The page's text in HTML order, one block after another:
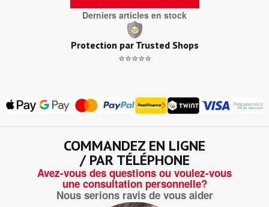
Derniers articles en stock
Protection par Trusted Shops
⭐⭐⭐⭐⭐
COMMANDEZ EN LIGNE
/ PAR TÉLÉPHONE
Avez-vous des questions ou voulez-vous
une consultation personnelle?
Nous serions ravis de vous aider